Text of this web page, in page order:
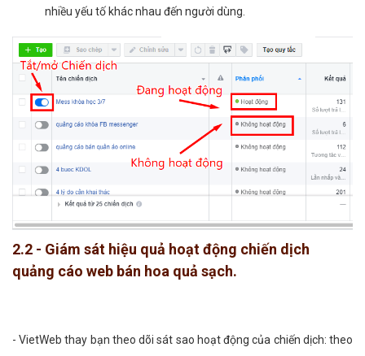
nhiều yếu tố khác nhau đến người dùng.
2.2 - Giám sát hiệu quả hoạt động chiến dịch
quảng cáo web bán hoa quả sạch.
- VietWeb thay bạn theo dõi sát sao hoạt động của chiến dịch: theo